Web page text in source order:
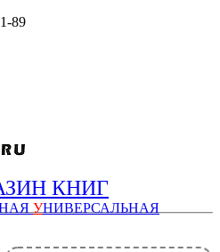
89
КНИГ
УНИВЕРСАЛЬНАЯ